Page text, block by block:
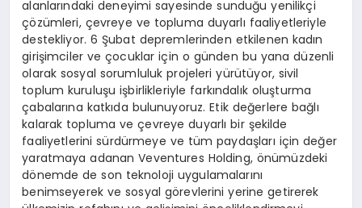
alanlarındaki deneyimi sayesinde sunduğu yenilikçi
çözümleri, çevreye ve topluma duyarlı faaliyetleriyle
destekliyor. 6 Şubat depremlerinden etkilenen kadın
girişimciler ve çocuklar için o günden bu yana düzenli
olarak sosyal sorumluluk projeleri yürütüyor, sivil
toplum kuruluşu işbirlikleriyle farkındalık oluşturma
çabalarına katkıda bulunuyoruz. Etik değerlere bağlı
kalarak topluma ve çevreye duyarlı bir şekilde
faaliyetlerini sürdürmeye ve tüm paydaşları için değer
yaratmaya adanan Veventures Holding, önümüzdeki
dönemde de son teknoloji uygulamalarını
benimseyerek ve sosyal görevlerini yerine getirerek